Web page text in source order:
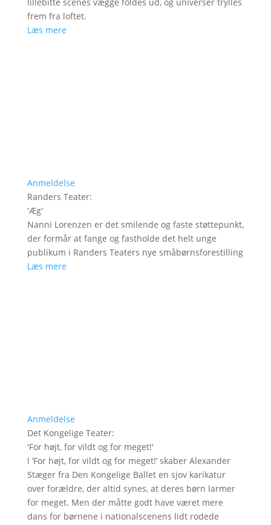
lillebitte scenes vægge foldes ud, og universer trylles
frem fra loftet.
Læs mere
Anmeldelse
Randers Teater:
'Æg'
Nanni Lorenzen er det smilende og faste støttepunkt,
der formår at fange og fastholde det helt unge
publikum i Randers Teaters nye småbørnsforestilling
Læs mere
Anmeldelse
Det Kongelige Teater:
'For højt, for vildt og for meget!'
I ’For højt, for vildt og for meget!’ skaber Alexander
Stæger fra Den Kongelige Ballet en sjov karikatur
over forældre, der altid synes, at deres børn larmer
for meget. Men der måtte godt have været mere
dans for børnene i nationalscenens lidt rodede